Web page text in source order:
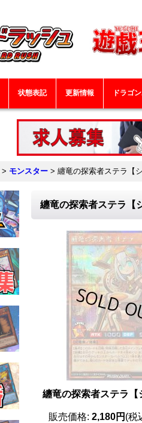
状態表記 更新情報 ドラゴ
> モンスター > 纏竜の探索者ステラ【
纏竜の探索者ステラ【
纏竜の探索者ステラ【
販売価格: 2,180円 (税